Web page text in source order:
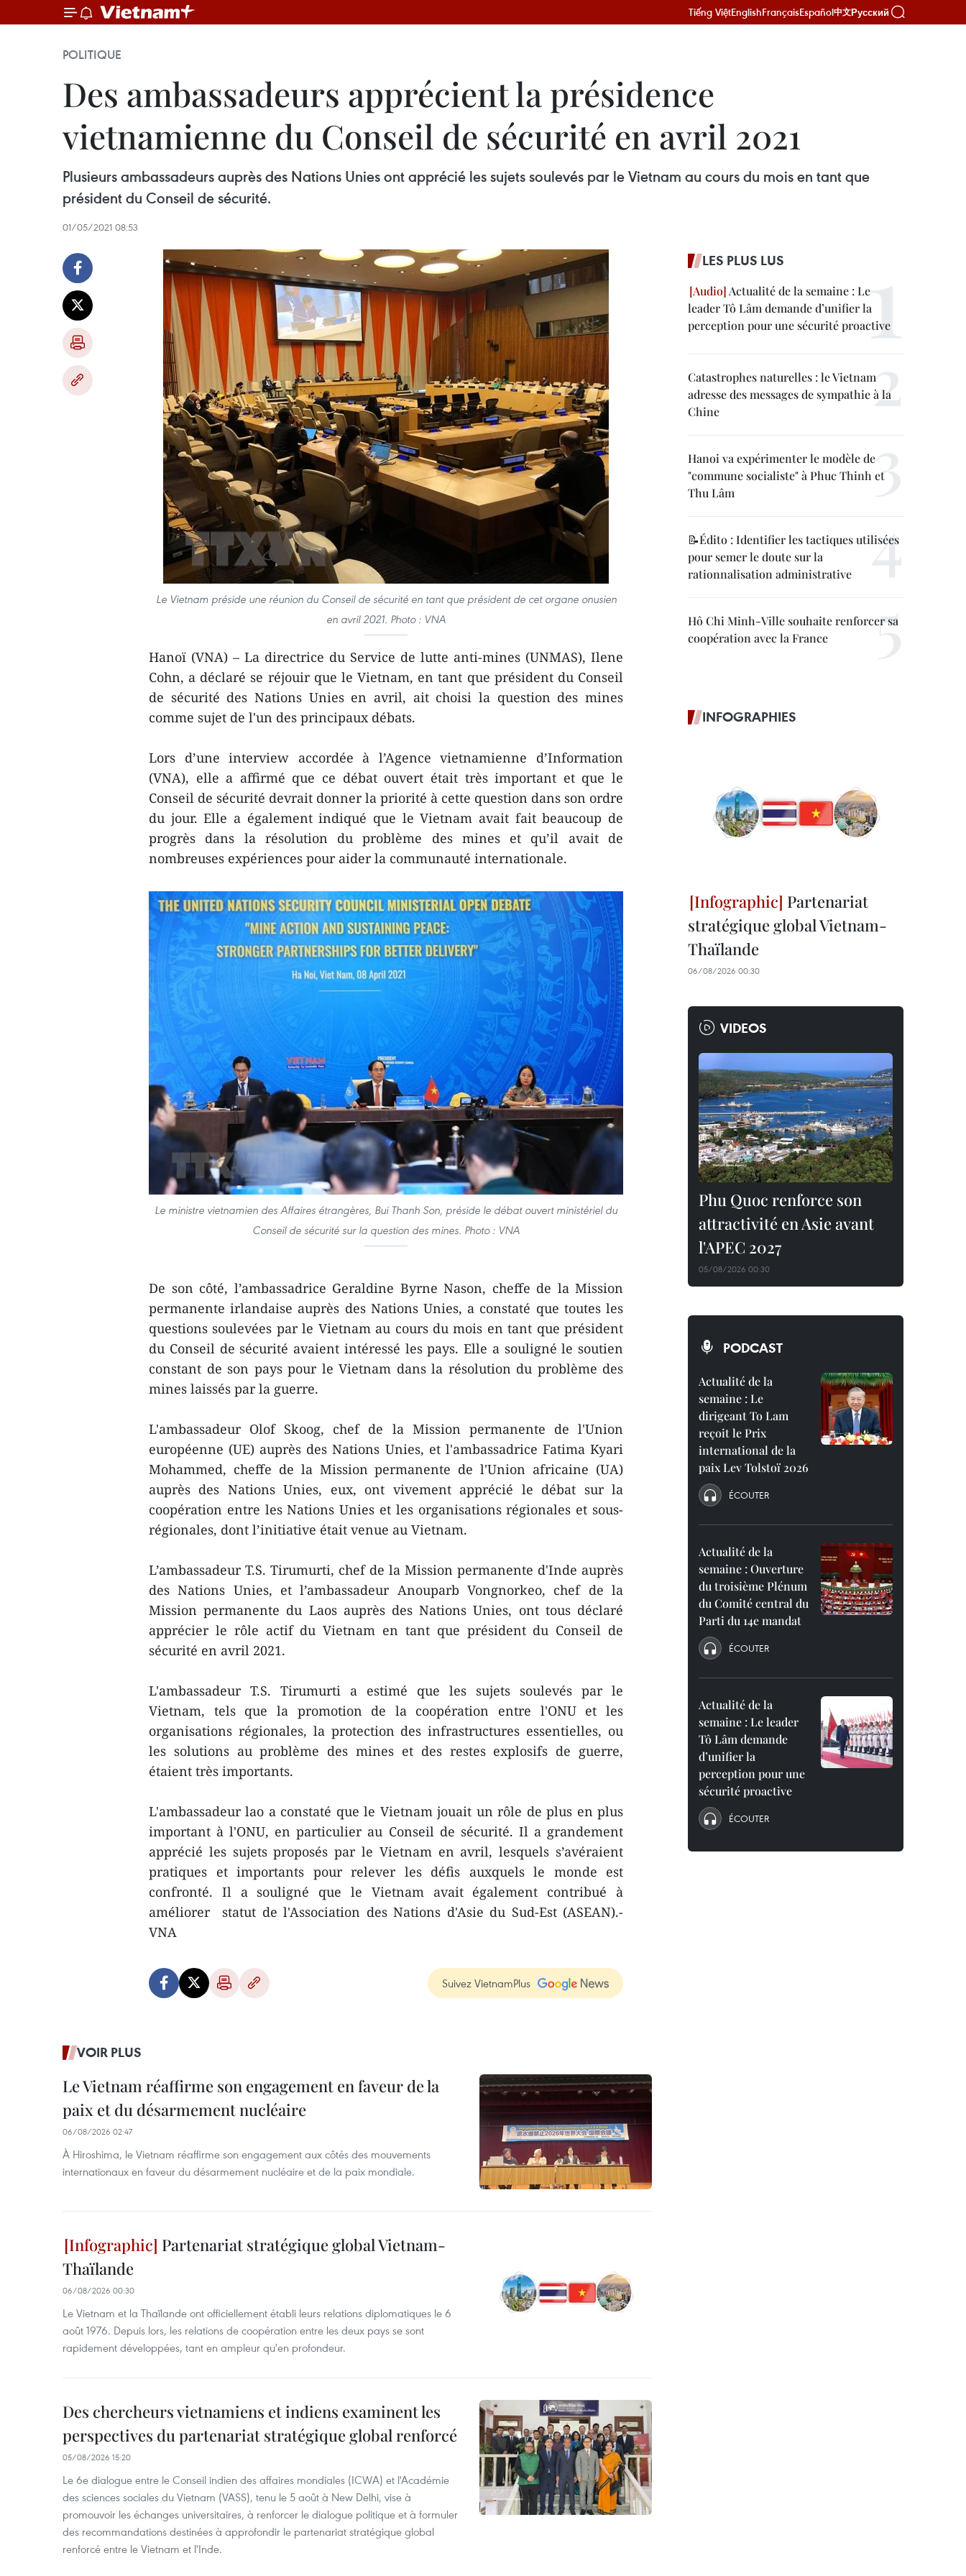
Tiếng ViệtEnglishFrançaisEspañol中文Русский
POLITIQUE
Des ambassadeurs apprécient la présidence
vietnamienne du Conseil de sécurité en avril 2021
Plusieurs ambassadeurs auprès des Nations Unies ont apprécié les sujets soulevés par le Vietnam au cours du mois en tant que
président du Conseil de sécurité.
01/05/2021 08:53
Le Vietnam préside une réunion du Conseil de sécurité en tant que président de cet organe onusien
en avril 2021. Photo : VNA
Hanoï (VNA) – La directrice du Service de lutte anti-mines (UNMAS), Ilene
Cohn, a déclaré se réjouir que le Vietnam, en tant que président du Conseil
de sécurité des Nations Unies en avril, ait choisi la question des mines
comme sujet de l'un des principaux débats.
Lors d’une interview accordée à l’Agence vietnamienne d’Information
(VNA), elle a affirmé que ce débat ouvert était très important et que le
Conseil de sécurité devrait donner la priorité à cette question dans son ordre
du jour. Elle a également indiqué que le Vietnam avait fait beaucoup de
progrès dans la résolution du problème des mines et qu’il avait de
nombreuses expériences pour aider la communauté internationale.
Le ministre vietnamien des Affaires étrangères, Bui Thanh Son, préside le débat ouvert ministériel du
Conseil de sécurité sur la question des mines. Photo : VNA
De son côté, l’ambassadrice Geraldine Byrne Nason, cheffe de la Mission
permanente irlandaise auprès des Nations Unies, a constaté que toutes les
questions soulevées par le Vietnam au cours du mois en tant que président
du Conseil de sécurité avaient intéressé les pays. Elle a souligné le soutien
constant de son pays pour le Vietnam dans la résolution du problème des
mines laissés par la guerre.
L'ambassadeur Olof Skoog, chef de la Mission permanente de l'Union
européenne (UE) auprès des Nations Unies, et l'ambassadrice Fatima Kyari
Mohammed, cheffe de la Mission permanente de l'Union africaine (UA)
auprès des Nations Unies, eux, ont vivement apprécié le débat sur la
coopération entre les Nations Unies et les organisations régionales et sous-
régionales, dont l’initiative était venue au Vietnam.
L’ambassadeur T.S. Tirumurti, chef de la Mission permanente d'Inde auprès
des Nations Unies, et l’ambassadeur Anouparb Vongnorkeo, chef de la
Mission permanente du Laos auprès des Nations Unies, ont tous déclaré
apprécier le rôle actif du Vietnam en tant que président du Conseil de
sécurité en avril 2021.
L'ambassadeur T.S. Tirumurti a estimé que les sujets soulevés par le
Vietnam, tels que la promotion de la coopération entre l'ONU et les
organisations régionales, la protection des infrastructures essentielles, ou
les solutions au problème des mines et des restes explosifs de guerre,
étaient très importants.
L'ambassadeur lao a constaté que le Vietnam jouait un rôle de plus en plus
important à l'ONU, en particulier au Conseil de sécurité. Il a grandement
apprécié les sujets proposés par le Vietnam en avril, lesquels s’avéraient
pratiques et importants pour relever les défis auxquels le monde est
confronté. Il a souligné que le Vietnam avait également contribué à
améliorer statut de l'Association des Nations d'Asie du Sud-Est (ASEAN).-
VNA
Suivez VietnamPlus
VOIR PLUS
Le Vietnam réaffirme son engagement en faveur de la
paix et du désarmement nucléaire
06/08/2026 02:47
À Hiroshima, le Vietnam réaffirme son engagement aux côtés des mouvements
internationaux en faveur du désarmement nucléaire et de la paix mondiale.
Partenariat stratégique global Vietnam-
Thaïlande
06/08/2026 00:30
Le Vietnam et la Thaïlande ont officiellement établi leurs relations diplomatiques le 6
août 1976. Depuis lors, les relations de coopération entre les deux pays se sont
rapidement développées, tant en ampleur qu'en profondeur.
Des chercheurs vietnamiens et indiens examinent les
perspectives du partenariat stratégique global renforcé
05/08/2026 15:20
Le 6e dialogue entre le Conseil indien des affaires mondiales (ICWA) et l'Académie
des sciences sociales du Vietnam (VASS), tenu le 5 août à New Delhi, vise à
promouvoir les échanges universitaires, à renforcer le dialogue politique et à formuler
des recommandations destinées à approfondir le partenariat stratégique global
renforcé entre le Vietnam et l'Inde.
LES PLUS LUS
Actualité de la semaine : Le
leader Tô Lâm demande d’unifier la
perception pour une sécurité proactive
Catastrophes naturelles : le Vietnam
adresse des messages de sympathie à la
Chine
Hanoi va expérimenter le modèle de
"commune socialiste" à Phuc Thinh et
Thu Lâm
📝Édito : Identifier les tactiques utilisées
pour semer le doute sur la
rationnalisation administrative
Hô Chi Minh-Ville souhaite renforcer sa
coopération avec la France
INFOGRAPHIES
Partenariat
stratégique global Vietnam-
Thaïlande
06/08/2026 00:30
VIDEOS
Phu Quoc renforce son
attractivité en Asie avant
l'APEC 2027
05/08/2026 00:30
PODCAST
Actualité de la
semaine : Le
dirigeant To Lam
reçoit le Prix
international de la
paix Lev Tolstoï 2026
ÉCOUTER
Actualité de la
semaine : Ouverture
du troisième Plénum
du Comité central du
Parti du 14e mandat
ÉCOUTER
Actualité de la
semaine : Le leader
Tô Lâm demande
d’unifier la
perception pour une
sécurité proactive
ÉCOUTER